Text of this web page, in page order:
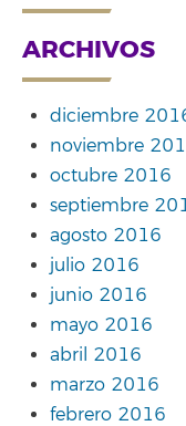
ARCHIVOS
diciembre
noviembre
octubre 2016
septiembre
agosto 2016
julio 2016
junio 2016
mayo 2016
abril 2016
marzo 2016
febrero 2016